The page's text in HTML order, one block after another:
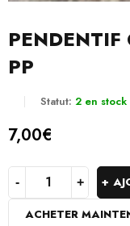
PP
Statut: 2 en stock
7,00€
ACHETER